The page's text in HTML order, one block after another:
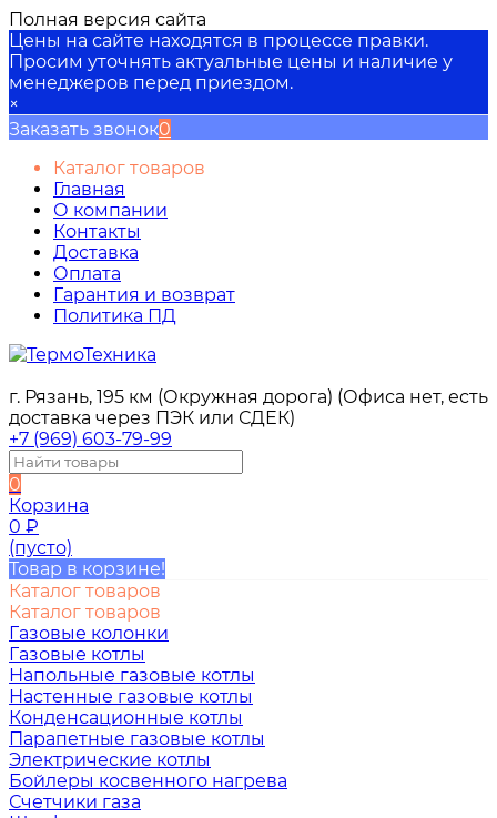
Полная версия сайта
Цены на сайте находятся в процессе правки.
Просим уточнять актуальные цены и наличие у
менеджеров перед приездом.
×
Заказать звонок0
Каталог товаров
Главная
О компании
Контакты
Доставка
Оплата
Гарантия и возврат
Политика ПД
г. Рязань, 195 км (Окружная дорога) (Офиса нет, есть
доставка через ПЭК или СДЕК)
+7 (969) 603-79-99
0
Корзина
0 ₽
(пусто)
Товар в корзине!
Каталог товаров
Каталог товаров
Газовые колонки
Газовые котлы
Напольные газовые котлы
Настенные газовые котлы
Конденсационные котлы
Парапетные газовые котлы
Электрические котлы
Бойлеры косвенного нагрева
Счетчики газа